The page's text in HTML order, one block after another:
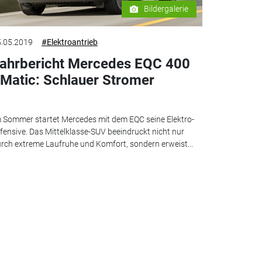
Bildergalerie
#Elektroantrieb
Mercedes EQC 400
Schlauer Stromer
Sommer startet Mercedes mit dem EQC seine Elektro-
Das Mittelklasse-SUV beeindruckt nicht nur
extreme Laufruhe und Komfort, sondern erweist...